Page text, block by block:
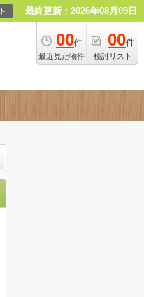
最終更新：2026年08月09日
00件
最近見た物件
00件
検討リスト